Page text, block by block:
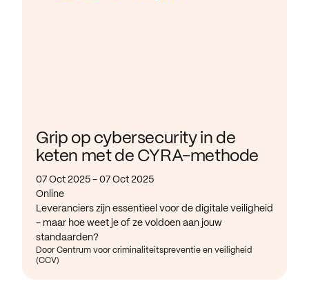
Grip op cybersecurity in de
keten met de CYRA-methode
07 Oct 2025 - 07 Oct 2025
Online
Leveranciers zijn essentieel voor de digitale veiligheid
- maar hoe weet je of ze voldoen aan jouw
standaarden?
Door Centrum voor criminaliteitspreventie en veiligheid
(CCV)